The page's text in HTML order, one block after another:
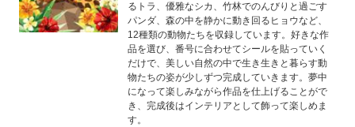
るトラ、優雅なシカ、竹林でのんびりと過ごす
パンダ、森の中を静かに動き回るヒョウなど、
12種類の動物たちを収録しています。好きな作
品を選び、番号に合わせてシールを貼っていく
だけで、美しい自然の中で生き生きと暮らす動
物たちの姿が少しずつ完成していきます。夢中
になって楽しみながら作品を仕上げることがで
き、完成後はインテリアとして飾って楽しめま
す。